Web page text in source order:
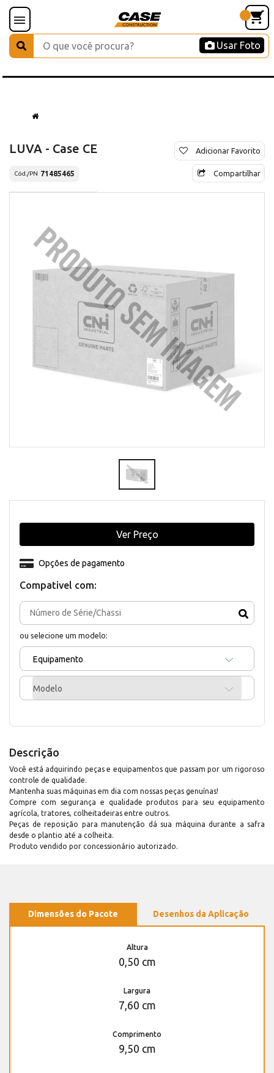
Usar Foto
LUVA - Case CE
Cód./PN 71485465
Adicionar Favorito
Compartilhar
Compativel com:
ou selecione um modelo:
Equipamento
Modelo
Opções de pagamento
Ver Preço
Descrição
Você está adquirindo peças e equipamentos que passam por um rigoroso
controle de qualidade.
Mantenha suas máquinas em dia com nossas peças genuínas!
Compre com segurança e qualidade produtos para seu equipamento
agrícola, tratores, colheitadeiras entre outros.
Peças de reposição para manutenção dá sua máquina durante a safra
desde o plantio até a colheita.
Produto vendido por concessionário autorizado.
Dimensões do Pacote Desenhos da Aplicação
Altura
0,50 cm
Largura
7,60 cm
Comprimento
9,50 cm